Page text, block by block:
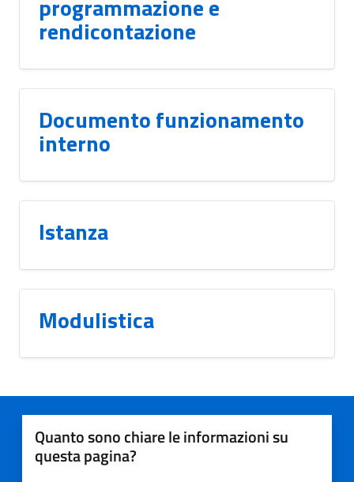
programmazione e
rendicontazione
Documento funzionamento
interno
Istanza
Modulistica
Quanto sono chiare le informazioni su
questa pagina?